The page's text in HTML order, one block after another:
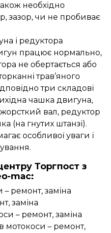
необхідно
зазор, чи не пробиває
і редуктора
працює нормально,
не обертається або
трав’яного
три складові
чашка двигуна,
вал, редуктор
(на гнутих штанзі).
особливої уваги і
Торгпост з
mac:
– ремонт, заміна
заміна
– ремонт, заміна
мотокоси – ремонт,